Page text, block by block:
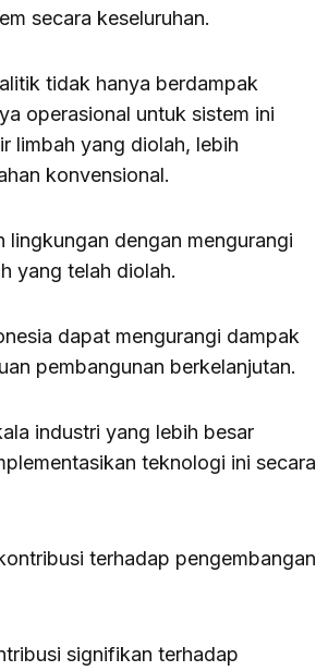
secara keseluruhan.
tidak hanya berdampak
operasional untuk sistem ini
limbah yang diolah, lebih
konvensional.
dengan mengurangi
yang telah diolah.
dapat mengurangi dampak
pembangunan berkelanjutan.
industri yang lebih besar
teknologi ini secara
terhadap pengembangan
signifikan terhadap